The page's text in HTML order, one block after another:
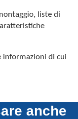
liste di
informazioni di cui
anche